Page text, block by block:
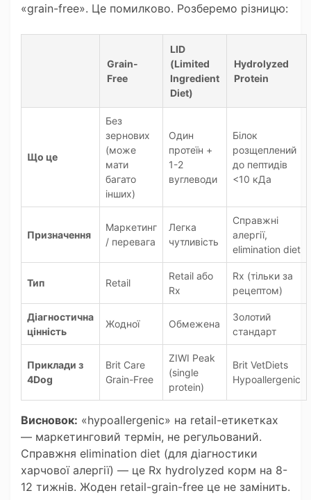
«grain-free». Це помилково. Розберемо різницю:
Grain-
Free
LID
(Limited
Ingredient
Diet)
Hydrolyzed
Protein
Що це
Без
зернових
(може
мати
багато
інших)
Один
протеїн +
1-2
вуглеводи
Білок
розщеплений
до пептидів
<10 кДа
Призначення
Маркетинг
/ перевага
Легка
чутливість
Справжні
алергії,
elimination diet
Тип Retail
Retail або
Rx
Rx (тільки за
рецептом)
Діагностична
цінність
Жодної Обмежена
Золотий
стандарт
Приклади з
4Dog
Brit Care
Grain-Free
ZIWI Peak
(single
protein)
Brit VetDiets
Hypoallergenic
Висновок: «hypoallergenic» на retail-етикетках
— маркетинговий термін, не регульований.
Справжня elimination diet (для діагностики
харчової алергії) — це Rx hydrolyzed корм на 8-
12 тижнів. Жоден retail-grain-free це не замінить.